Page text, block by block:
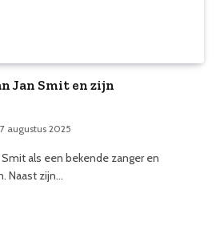
Jan Smit en zijn
7 augustus 2025
als een bekende zanger en
Naast zijn…